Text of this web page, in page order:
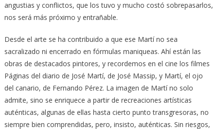
angustias y conflictos, que los tuvo y mucho costó sobrepasarlos,
nos será más próximo y entrañable.
Desde el arte se ha contribuido a que ese Martí no sea
sacralizado ni encerrado en fórmulas maniqueas. Ahí están las
obras de destacados pintores, y recordemos en el cine los filmes
Páginas del diario de José Martí, de José Massip, y Martí, el ojo
del canario, de Fernando Pérez. La imagen de Martí no solo
admite, sino se enriquece a partir de recreaciones artísticas
auténticas, algunas de ellas hasta cierto punto transgresoras, no
siempre bien comprendidas, pero, insisto, auténticas. Sin riesgos,